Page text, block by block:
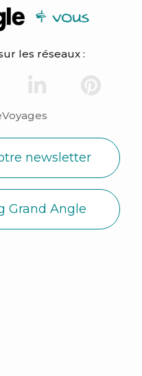
les réseaux :
newsletter
Grand Angle